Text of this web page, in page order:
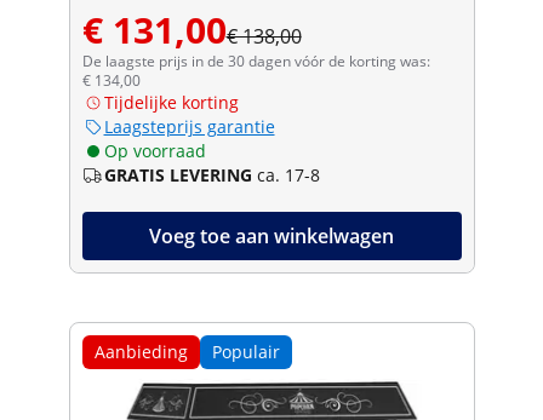
€ 131,00€ 138,00
De laagste prijs in de 30 dagen vóór de korting was:
€ 134,00
Tijdelijke korting
Laagsteprijs garantie
Op voorraad
GRATIS LEVERING ca. 17-8
Voeg toe aan winkelwagen
Aanbieding Populair